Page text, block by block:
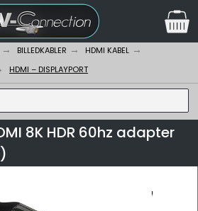
BILLEDKABLER
HDMI KABEL
HDMI – DISPLAYPORT
8K HDR 60hz adapter